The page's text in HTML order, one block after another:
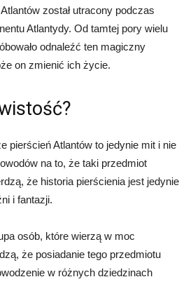
został utracony podczas
Atlantydy. Od tamtej pory wielu
odnaleźć ten magiczny
on zmienić ich życie.
pierścień Atlantów to jedynie mit i nie
na to, że taki przedmiot
że historia pierścienia jest jedynie
i fantazji.
osób, które wierzą w moc
że posiadanie tego przedmiotu
w różnych dziedzinach